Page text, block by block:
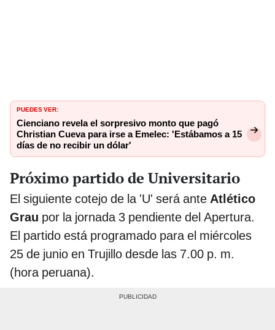
PUEDES VER:
Cienciano revela el sorpresivo monto que pagó
Christian Cueva para irse a Emelec: 'Estábamos a 15
días de no recibir un dólar'
Próximo partido de Universitario
El siguiente cotejo de la 'U' será ante Atlético
Grau por la jornada 3 pendiente del Apertura.
El partido está programado para el miércoles
25 de junio en Trujillo desde las 7.00 p. m.
(hora peruana).